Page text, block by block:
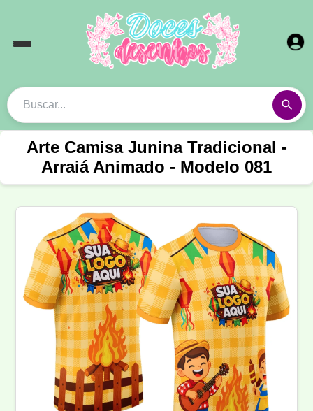
Arte Camisa Junina Tradicional -
Arraiá Animado - Modelo 081